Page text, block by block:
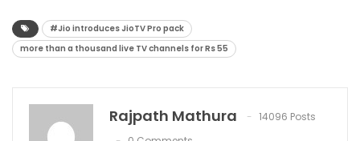
#Jio introduces JioTV Pro pack
more than a thousand live TV channels for Rs 55
Rajpath Mathura
14096 Posts